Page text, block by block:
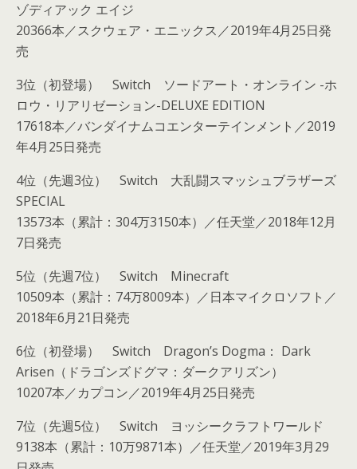
ゾディアック エイジ
20366本／スクウェア・エニックス／2019年4月25日発
売
3位（初登場） Switch ソードアート・オンライン -ホ
ロウ・リアリゼーション-DELUXE EDITION
17618本／バンダイナムコエンターテインメント／2019
年4月25日発売
4位（先週3位） Switch 大乱闘スマッシュブラザーズ
SPECIAL
13573本（累計：304万3150本）／任天堂／2018年12月
7日発売
5位（先週7位） Switch Minecraft
10509本（累計：74万8009本）／日本マイクロソフト／
2018年6月21日発売
6位（初登場） Switch Dragon’s Dogma： Dark
Arisen（ドラゴンズドグマ：ダークアリズン）
10207本／カプコン／2019年4月25日発売
7位（先週5位） Switch ヨッシークラフトワールド
9138本（累計：10万9871本）／任天堂／2019年3月29